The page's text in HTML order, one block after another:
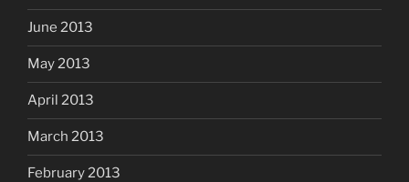
June 2013
May 2013
April 2013
March 2013
February 2013